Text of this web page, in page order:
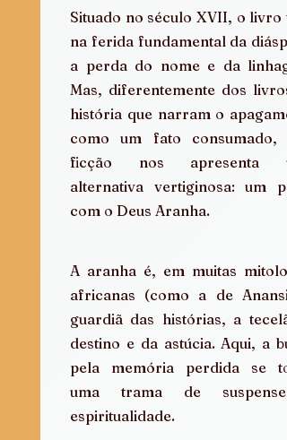
Situado no século XVII, o livro
na ferida fundamental da
a perda do nome e da
Mas, diferentemente dos
história que narram o
como um fato consumado,
ficção nos apresenta
alternativa vertiginosa: um
com o Deus Aranha.
A aranha é, em muitas
africanas (como a de
guardiã das histórias, a
destino e da astúcia. Aqui, a
pela memória perdida se
uma trama de
espiritualidade.